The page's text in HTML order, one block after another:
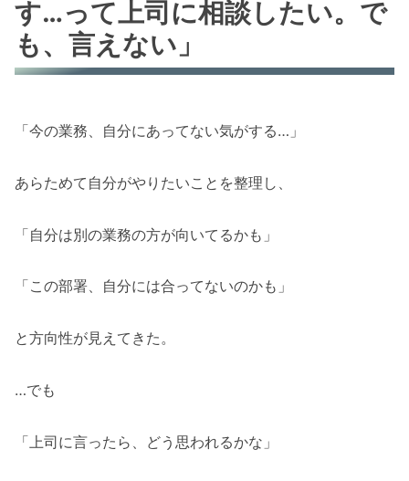
す…って上司に相談したい。で
も、言えない」
「今の業務、自分にあってない気がする…」
あらためて自分がやりたいことを整理し、
「自分は別の業務の方が向いてるかも」
「この部署、自分には合ってないのかも」
と方向性が見えてきた。
…でも
「上司に言ったら、どう思われるかな」